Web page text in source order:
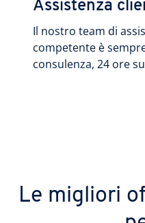
Assistenza
Il nostro team di
competente è
consulenza, 24 ore
Le migliori